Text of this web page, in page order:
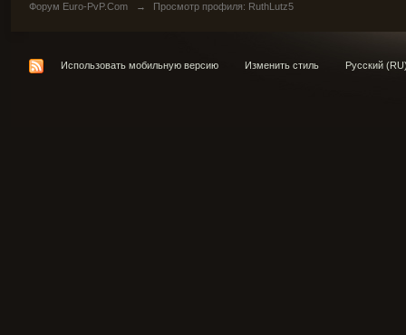
Форум Euro-PvP.Com → Просмотр профиля: RuthLutz5
Использовать мобильную версию Изменить стиль Русский